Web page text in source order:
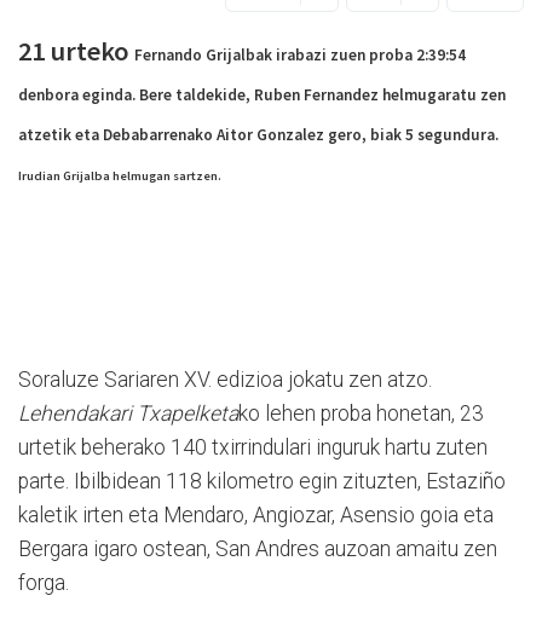
21 urteko Fernando Grijalbak irabazi zuen proba 2:39:54
denbora eginda. Bere taldekide, Ruben Fernandez helmugaratu zen
atzetik eta Debabarrenako Aitor Gonzalez gero, biak 5 segundura.
Irudian Grijalba helmugan sartzen.
Soraluze Sariaren XV. edizioa jokatu zen atzo.
Lehendakari Txapelketako lehen proba honetan, 23
urtetik beherako 140 txirrindulari inguruk hartu zuten
parte. Ibilbidean 118 kilometro egin zituzten, Estaziño
kaletik irten eta Mendaro, Angiozar, Asensio goia eta
Bergara igaro ostean, San Andres auzoan amaitu zen
forga.